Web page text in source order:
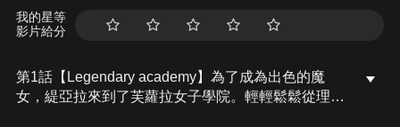
我的星等
影片給分
第1話【Legendary academy】為了成為出色的魔
女，緹亞拉來到了芙蘿拉女子學院。輕輕鬆鬆從理事